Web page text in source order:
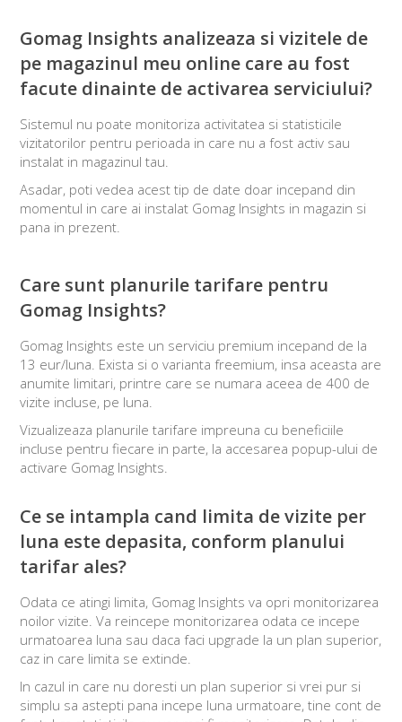
Gomag Insights analizeaza si vizitele de
pe magazinul meu online care au fost
facute dinainte de activarea serviciului?
Sistemul nu poate monitoriza activitatea si statisticile
vizitatorilor pentru perioada in care nu a fost activ sau
instalat in magazinul tau.
Asadar, poti vedea acest tip de date doar incepand din
momentul in care ai instalat Gomag Insights in magazin si
pana in prezent.
Care sunt planurile tarifare pentru
Gomag Insights?
Gomag Insights este un serviciu premium incepand de la
13 eur/luna. Exista si o varianta freemium, insa aceasta are
anumite limitari, printre care se numara aceea de 400 de
vizite incluse, pe luna.
Vizualizeaza planurile tarifare impreuna cu beneficiile
incluse pentru fiecare in parte, la accesarea popup-ului de
activare Gomag Insights.
Ce se intampla cand limita de vizite per
luna este depasita, conform planului
tarifar ales?
Odata ce atingi limita, Gomag Insights va opri monitorizarea
noilor vizite. Va reincepe monitorizarea odata ce incepe
urmatoarea luna sau daca faci upgrade la un plan superior,
caz in care limita se extinde.
In cazul in care nu doresti un plan superior si vrei pur si
simplu sa astepti pana incepe luna urmatoare, tine cont de